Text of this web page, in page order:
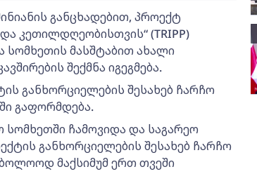
განცხადებით, პროექტ
კეთილდღეობისთვის“ (TRIPP)
სომხეთის მასშტაბით ახალი
შექმნა იგეგმება.
განხორციელების შესახებ ჩარჩო
გაფორმდება.
სომხეთში ჩამოვიდა და საგარეო
განხორციელების შესახებ ჩარჩო
მაქსიმუმ ერთ თვეში